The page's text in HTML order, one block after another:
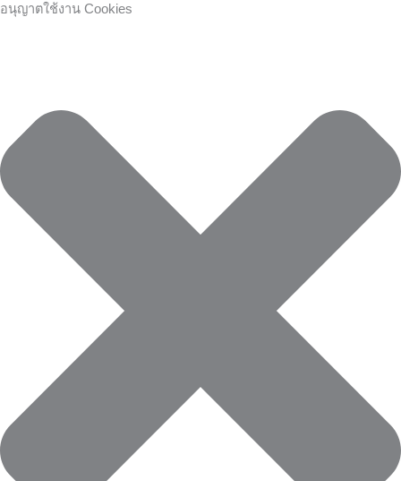
อนุญาตใช้งาน Cookies
คุกกี้
Preferences
คุกกี้
คุกกี้
Skip